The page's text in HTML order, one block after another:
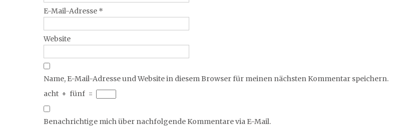
E-Mail-Adresse *
Website
Name, E-Mail-Adresse und Website in diesem Browser für meinen nächsten Kommentar speichern.
acht + fünf =
Benachrichtige mich über nachfolgende Kommentare via E-Mail.